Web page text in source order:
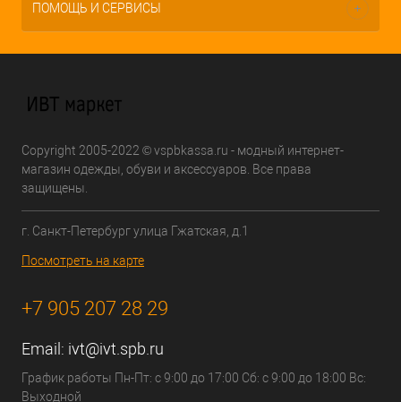
ПОМОЩЬ И СЕРВИСЫ
Copyright 2005-2022 © vspbkassa.ru - модный интернет-
магазин одежды, обуви и аксессуаров. Все права
защищены.
г. Санкт-Петербург улица Гжатская, д.1
Посмотреть на карте
+7 905 207 28 29
Email: ivt@ivt.spb.ru
График работы Пн-Пт: с 9:00 до 17:00 Сб: с 9:00 до 18:00 Вс:
Выходной